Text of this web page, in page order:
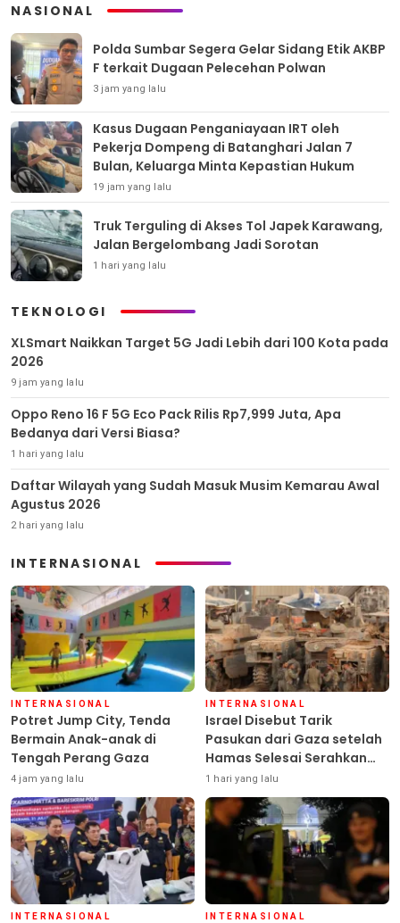
NASIONAL
Polda Sumbar Segera Gelar Sidang Etik AKBP
F terkait Dugaan Pelecehan Polwan
3 jam yang lalu
Kasus Dugaan Penganiayaan IRT oleh
Pekerja Dompeng di Batanghari Jalan 7
Bulan, Keluarga Minta Kepastian Hukum
19 jam yang lalu
Truk Terguling di Akses Tol Japek Karawang,
Jalan Bergelombang Jadi Sorotan
1 hari yang lalu
TEKNOLOGI
XLSmart Naikkan Target 5G Jadi Lebih dari 100 Kota pada
2026
9 jam yang lalu
Oppo Reno 16 F 5G Eco Pack Rilis Rp7,999 Juta, Apa
Bedanya dari Versi Biasa?
1 hari yang lalu
Daftar Wilayah yang Sudah Masuk Musim Kemarau Awal
Agustus 2026
2 hari yang lalu
INTERNASIONAL
INTERNASIONAL
Potret Jump City, Tenda
Bermain Anak-anak di
Tengah Perang Gaza
4 jam yang lalu
INTERNASIONAL
Israel Disebut Tarik
Pasukan dari Gaza setelah
Hamas Selesai Serahkan
Senjata
1 hari yang lalu
INTERNASIONAL INTERNASIONAL